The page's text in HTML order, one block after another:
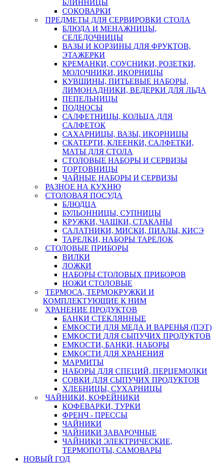
БЛИННИЦЫ
СОКОВАРКИ
ПРЕДМЕТЫ ДЛЯ СЕРВИРОВКИ СТОЛА
БЛЮДА И МЕНАЖНИЦЫ,
СЕЛЕДОЧНИЦЫ
ВАЗЫ И КОРЗИНЫ ДЛЯ ФРУКТОВ,
ЭТАЖЕРКИ
КРЕМАНКИ, СОУСНИКИ, РОЗЕТКИ,
МОЛОЧНИКИ, ИКОРНИЦЫ
КУВШИНЫ, ПИТЬЕВЫЕ НАБОРЫ,
ЛИМОНАДНИКИ, ВЕДЕРКИ ДЛЯ ЛЬДА
ПЕПЕЛЬНИЦЫ
ПОДНОСЫ
САЛФЕТНИЦЫ, КОЛЬЦА ДЛЯ
САЛФЕТОК
САХАРНИЦЫ, ВАЗЫ, ИКОРНИЦЫ
СКАТЕРТИ, КЛЕЕНКИ, САЛФЕТКИ,
МАТЫ ДЛЯ СТОЛА
СТОЛОВЫЕ НАБОРЫ И СЕРВИЗЫ
ТОРТОВНИЦЫ
ЧАЙНЫЕ НАБОРЫ И СЕРВИЗЫ
РАЗНОЕ НА КУХНЮ
СТОЛОВАЯ ПОСУДА
БЛЮДЦА
БУЛЬОННИЦЫ, СУПНИЦЫ
КРУЖКИ, ЧАШКИ, СТАКАНЫ
САЛАТНИКИ, МИСКИ, ПИАЛЫ, КИСЭ
ТАРЕЛКИ, НАБОРЫ ТАРЕЛОК
СТОЛОВЫЕ ПРИБОРЫ
ВИЛКИ
ЛОЖКИ
НАБОРЫ СТОЛОВЫХ ПРИБОРОВ
НОЖИ СТОЛОВЫЕ
ТЕРМОСА, ТЕРМОКРУЖКИ И
КОМПЛЕКТУЮЩИЕ К НИМ
ХРАНЕНИЕ ПРОДУКТОВ
БАНКИ СТЕКЛЯННЫЕ
ЕМКОСТИ ДЛЯ МЕДА И ВАРЕНЬЯ (ПЭТ)
ЕМКОСТИ ДЛЯ СЫПУЧИХ ПРОДУКТОВ
ЕМКОСТИ, БАНКИ, НАБОРЫ
ЕМКОСТИ ДЛЯ ХРАНЕНИЯ
МАРМИТЫ
НАБОРЫ ДЛЯ СПЕЦИЙ, ПЕРЦЕМОЛКИ
СОВКИ ДЛЯ СЫПУЧИХ ПРОДУКТОВ
ХЛЕБНИЦЫ, СУХАРНИЦЫ
ЧАЙНИКИ, КОФЕЙНИКИ
КОФЕВАРКИ, ТУРКИ
ФРЕНЧ - ПРЕССЫ
ЧАЙНИКИ
ЧАЙНИКИ ЗАВАРОЧНЫЕ
ЧАЙНИКИ ЭЛЕКТРИЧЕСКИЕ,
ТЕРМОПОТЫ, САМОВАРЫ
НОВЫЙ ГОД